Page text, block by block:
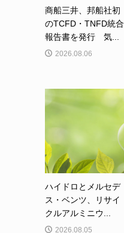
商船三井、邦船社初
のTCFD・TNFD統合
報告書を発行 気...
2026.08.06
ハイドロとメルセデ
ス・ベンツ、リサイ
クルアルミニウ...
2026.08.05